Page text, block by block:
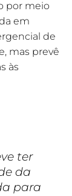
por meio
em
de
mas prevê
às
ter
da
para